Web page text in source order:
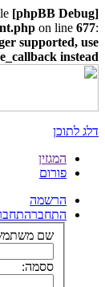
[phpBB Debug] PHP Warning
on line 677:
supported, use
instead
דלג לתוכן
המגזין
פורום
הרשמה
התחבר
שם
ססמה: